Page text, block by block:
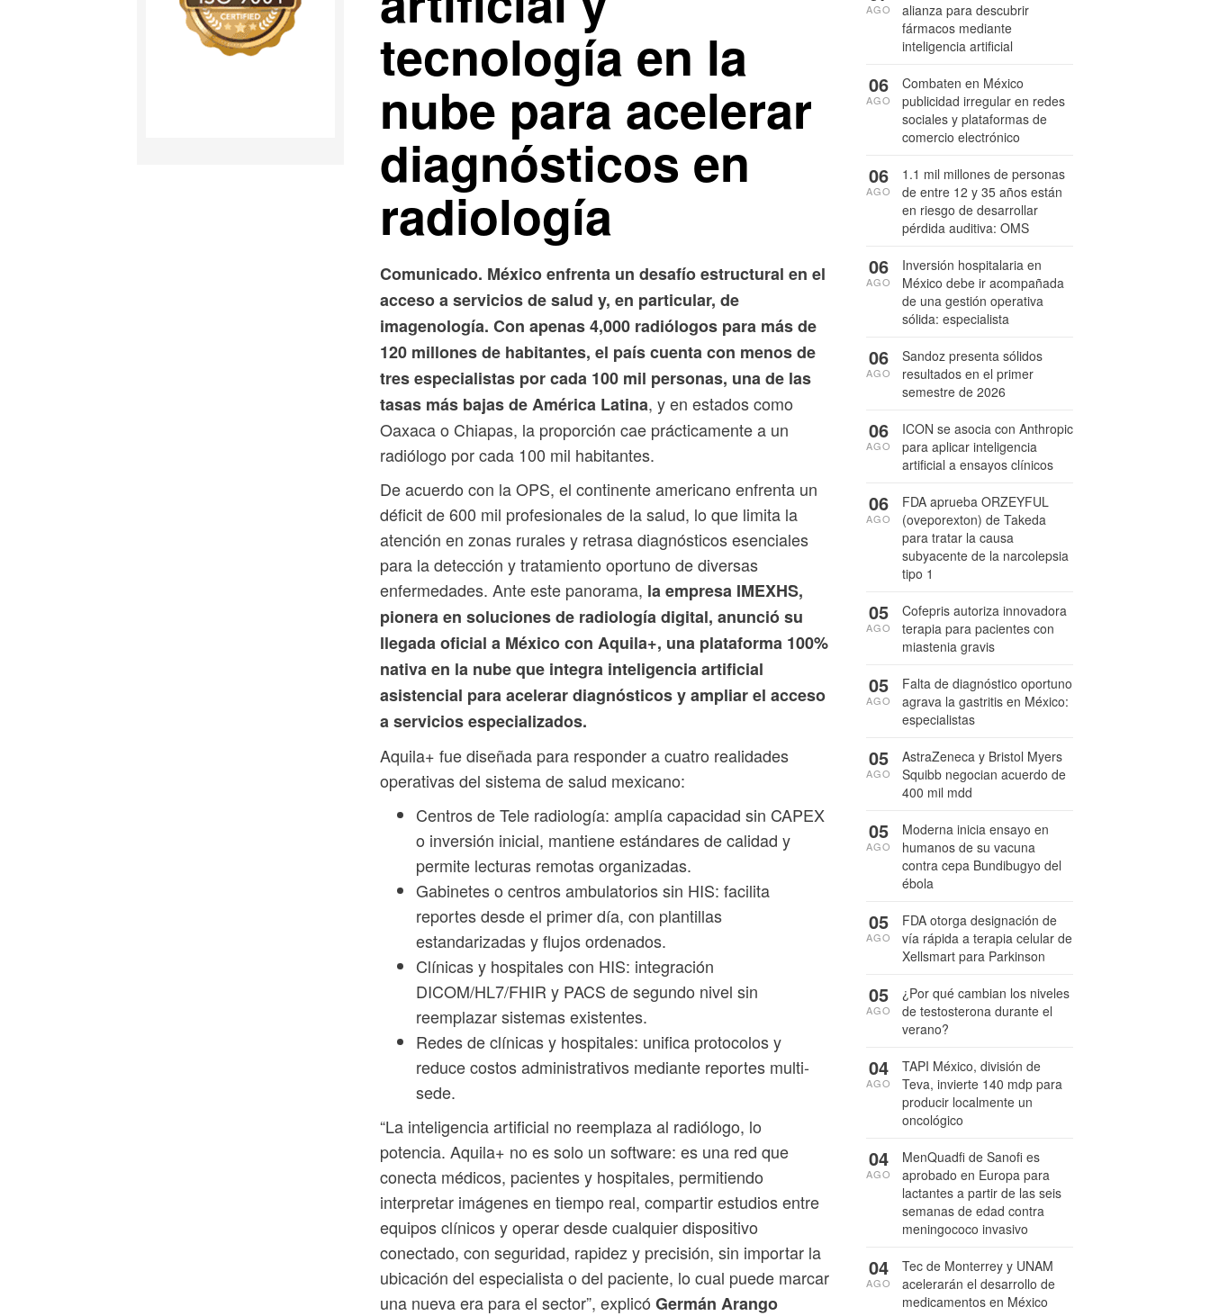
tecnología en la
nube para acelerar
diagnósticos en
radiología
Comunicado. México enfrenta un desafío estructural en el
acceso a servicios de salud y, en particular, de
imagenología. Con apenas 4,000 radiólogos para más de
120 millones de habitantes, el país cuenta con menos de
tres especialistas por cada 100 mil personas, una de las
tasas más bajas de América Latina, y en estados como
Oaxaca o Chiapas, la proporción cae prácticamente a un
radiólogo por cada 100 mil habitantes.
De acuerdo con la OPS, el continente americano enfrenta un
déficit de 600 mil profesionales de la salud, lo que limita la
atención en zonas rurales y retrasa diagnósticos esenciales
para la detección y tratamiento oportuno de diversas
enfermedades. Ante este panorama, la empresa IMEXHS,
pionera en soluciones de radiología digital, anunció su
llegada oficial a México con Aquila+, una plataforma 100%
nativa en la nube que integra inteligencia artificial
asistencial para acelerar diagnósticos y ampliar el acceso
a servicios especializados.
Aquila+ fue diseñada para responder a cuatro realidades
operativas del sistema de salud mexicano:
Centros de Tele radiología: amplía capacidad sin CAPEX
o inversión inicial, mantiene estándares de calidad y
permite lecturas remotas organizadas.
Gabinetes o centros ambulatorios sin HIS: facilita
reportes desde el primer día, con plantillas
estandarizadas y flujos ordenados.
Clínicas y hospitales con HIS: integración
DICOM/HL7/FHIR y PACS de segundo nivel sin
reemplazar sistemas existentes.
Redes de clínicas y hospitales: unifica protocolos y
reduce costos administrativos mediante reportes multi-
sede.
“La inteligencia artificial no reemplaza al radiólogo, lo
potencia. Aquila+ no es solo un software: es una red que
conecta médicos, pacientes y hospitales, permitiendo
interpretar imágenes en tiempo real, compartir estudios entre
equipos clínicos y operar desde cualquier dispositivo
conectado, con seguridad, rapidez y precisión, sin importar la
ubicación del especialista o del paciente, lo cual puede marcar
una nueva era para el sector”, explicó Germán Arango
alianza para descubrir
fármacos mediante
inteligencia artificial
AGO
Combaten en México
publicidad irregular en redes
sociales y plataformas de
comercio electrónico
06
AGO
1.1 mil millones de personas
de entre 12 y 35 años están
en riesgo de desarrollar
pérdida auditiva: OMS
06
AGO
Inversión hospitalaria en
México debe ir acompañada
de una gestión operativa
sólida: especialista
06
AGO
Sandoz presenta sólidos
resultados en el primer
semestre de 2026
06
AGO
ICON se asocia con Anthropic
para aplicar inteligencia
artificial a ensayos clínicos
06
AGO
FDA aprueba ORZEYFUL
(oveporexton) de Takeda
para tratar la causa
subyacente de la narcolepsia
tipo 1
06
AGO
Cofepris autoriza innovadora
terapia para pacientes con
miastenia gravis
05
AGO
Falta de diagnóstico oportuno
agrava la gastritis en México:
especialistas
05
AGO
AstraZeneca y Bristol Myers
Squibb negocian acuerdo de
400 mil mdd
05
AGO
Moderna inicia ensayo en
humanos de su vacuna
contra cepa Bundibugyo del
ébola
05
AGO
FDA otorga designación de
vía rápida a terapia celular de
Xellsmart para Parkinson
05
AGO
¿Por qué cambian los niveles
de testosterona durante el
verano?
05
AGO
TAPI México, división de
Teva, invierte 140 mdp para
producir localmente un
oncológico
04
AGO
MenQuadfi de Sanofi es
aprobado en Europa para
lactantes a partir de las seis
semanas de edad contra
meningococo invasivo
04
AGO
Tec de Monterrey y UNAM
acelerarán el desarrollo de
medicamentos en México
04
AGO